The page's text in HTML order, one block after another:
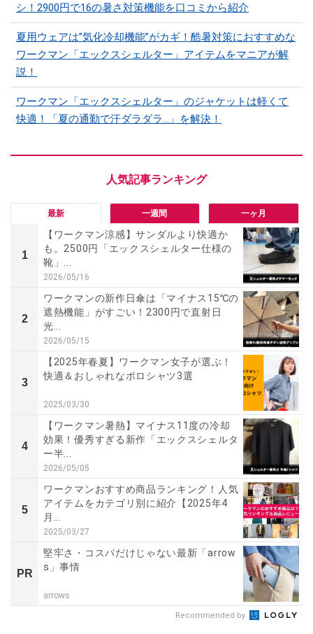
シ！2900円で16の暑さ対策機能を口コミから紹介
夏用ウェアは”気化冷却機能”がカギ！酷暑対策におすすめな
ワークマン「エックスシェルター」アイテムをマニアが解
説！
ワークマン「エックスシェルター」のジャケットは軽くて
快適！「夏の通勤で汗ダラダラ...」を解決！
最新 一週間 一ヶ月
1
【ワークマン涼感】サンダルより快適か
も。2500円「エックスシェルター仕様の
靴」...
2026/05/16
2
ワークマンの新作日傘は「マイナス15℃の
遮熱機能」がすごい！2300円で直射日
光...
2026/05/15
3
【2025年春夏】ワークマン女子が選ぶ！
快適＆おしゃれなポロシャツ3選
2025/03/30
4
【ワークマン暑熱】マイナス11度の冷却
効果！優秀すぎる新作「エックスシェルタ
ー半...
2026/05/05
5
ワークマンおすすめ商品ランキング！人気
アイテムをカテゴリ別に紹介【2025年4
月...
2025/03/27
PR
堅牢さ・コスパだけじゃない最新「arrow
s」事情
arrows
Recommended by